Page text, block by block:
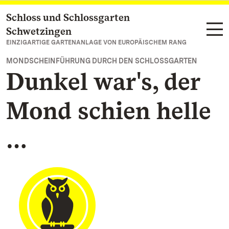
Zum Hauptinhalt springen
Schloss und Schlossgarten
Schwetzingen
EINZIGARTIGE GARTENANLAGE VON EUROPÄISCHEM RANG
MONDSCHEINFÜHRUNG DURCH DEN SCHLOSSGARTEN
Dunkel war's, der
Mond schien helle
…